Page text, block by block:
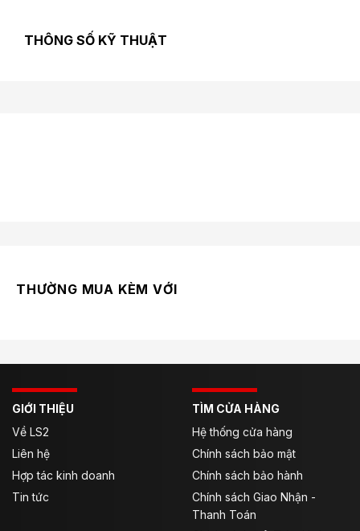
THÔNG SỐ KỸ THUẬT
THƯỜNG MUA KÈM VỚI
GIỚI THIỆU
Về LS2
Liên hệ
Hợp tác kinh doanh
Tin tức
TÌM CỬA HÀNG
Hệ thống cửa hàng
Chính sách bảo mật
Chính sách bảo hành
Chính sách Giao Nhận -
Thanh Toán